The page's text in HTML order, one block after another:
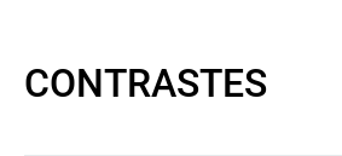
CONTRASTES